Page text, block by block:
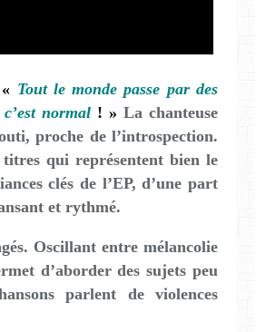
« Tout le monde passe par des
normal! » La chanteuse
proche de l’introspection.
qui représentent bien le
clés de l’EP, d’une part
et rythmé.
Oscillant entre mélancolie
d’aborder des sujets peu
parlent de violences